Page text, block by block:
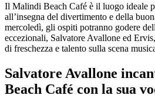
Il Malindi Beach Café è il luogo ideale
all’insegna del divertimento e della
mercoledì, gli ospiti potranno godere
eccezionali, Salvatore Avallone ed
di freschezza e talento sulla scena
Salvatore Avallone
Beach Café con la sua